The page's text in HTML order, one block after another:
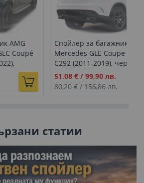
AMG
Coupé
Спойлер за багажник на
Mercedes GLE Coupe
C292 (2011-2019), черен
Промо
цена
51,08 €/ 99,90 лв.
80,20 €/156,86 лв.
статии